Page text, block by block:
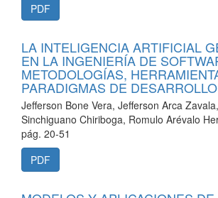
PDF
LA INTELIGENCIA ARTIFICIAL
EN LA INGENIERÍA DE
METODOLOGÍAS,
PARADIGMAS DE DESARROLLO
Jefferson Bone Vera, Jefferson Arca
Sinchiguano Chiriboga, Romulo Arévalo
pág. 20-51
PDF